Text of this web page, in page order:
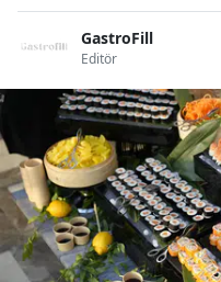
GastroFill
Editör